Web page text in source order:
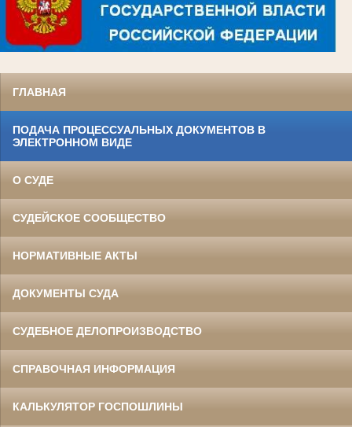
ГЛАВНАЯ
ПОДАЧА ПРОЦЕССУАЛЬНЫХ ДОКУМЕНТОВ В
ЭЛЕКТРОННОМ ВИДЕ
О СУДЕ
СУДЕЙСКОЕ СООБЩЕСТВО
НОРМАТИВНЫЕ АКТЫ
ДОКУМЕНТЫ СУДА
СУДЕБНОЕ ДЕЛОПРОИЗВОДСТВО
СПРАВОЧНАЯ ИНФОРМАЦИЯ
КАЛЬКУЛЯТОР ГОСПОШЛИНЫ